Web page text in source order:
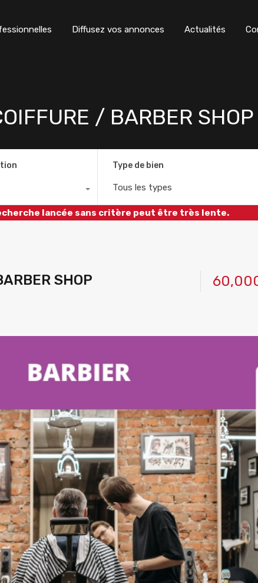
Diffusez vos annonces Actualités
/ BARBER SHOP
Type de bien
Tous les types
lancée sans critère peut être très lente.
SHOP